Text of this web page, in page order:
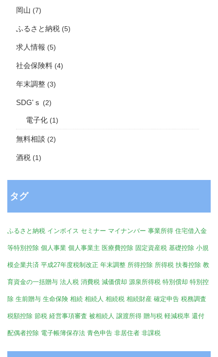
岡山 (7)
ふるさと納税 (5)
求人情報 (5)
社会保険料 (4)
年末調整 (3)
SDG'ｓ (2)
電子化 (1)
無料相談 (2)
酒税 (1)
タグ
ふるさと納税 インボイス セミナー マイナンバー 事業所得 住宅借入金
等特別控除 個人事業 個人事業主 医療費控除 固定資産税 基礎控除 小規
模企業共済 平成27年度税制改正 年末調整 所得控除 所得税 扶養控除 教
育資金の一括贈与 法人税 消費税 減価償却 源泉所得税 特別償却 特別控
除 生前贈与 生命保険 相続 相続人 相続税 相続財産 確定申告 税務調査
税額控除 節税 経営事項審査 被相続人 譲渡所得 贈与税 軽減税率 還付
配偶者控除 電子帳簿保存法 青色申告 非居住者 非課税